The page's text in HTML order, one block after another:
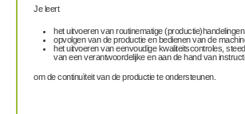
Je leert
het uitvoeren van routinematige (productie)handelingen
opvolgen van de productie en bedienen van de
het uitvoeren van eenvoudige kwaliteitscontroles,
van een verantwoordelijke en aan de hand van
om de continuïteit van de productie te ondersteunen.